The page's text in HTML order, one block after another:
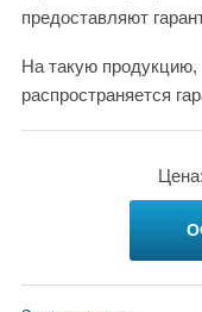
предоставляют
На такую продукцию,
распространяется
Цена: